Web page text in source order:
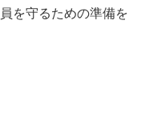
を守るための準備を